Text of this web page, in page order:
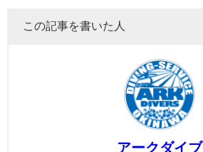
この記事を書いた人
アークダイブ